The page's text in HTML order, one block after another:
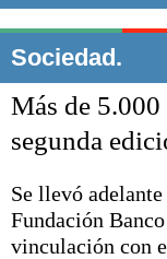
Deportes
Sociedad.
Más de
segunda
Se llevó
Fundación
vinculación con